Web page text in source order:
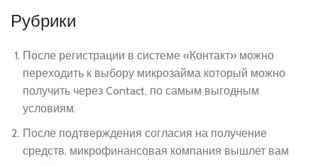
Рубрики
После регистрации в системе «Контакт» можно
переходить к выбору микрозайма который можно
получить через Contact, по самым выгодным
условиям.
После подтверждения согласия на получение
средств, микрофинансовая компания вышлет вам